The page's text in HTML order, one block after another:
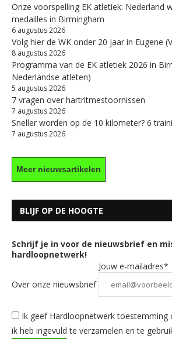
Onze voorspelling EK atletiek: Nederland
medailles in Birmingham
6 augustus 2026
Volg hier de WK onder 20 jaar in Eugene
8 augustus 2026
Programma van de EK atletiek 2026 in
Nederlandse atleten)
5 augustus 2026
7 vragen over hartritmestoornissen
7 augustus 2026
Sneller worden op de 10 kilometer? 6
7 augustus 2026
Meer nieuwsartikelen
BLIJF OP DE HOOGTE
Schrijf je in voor de nieuwsbrief en
hardloopnetwerk!
Over onze nieuwsbrief
Jouw e-mailadres*
Ik geef Hardloopnetwerk toestemming
ik heb ingevuld te verzamelen en te